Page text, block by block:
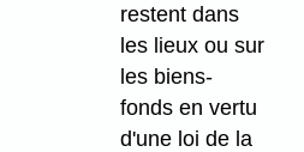
restent dans
les lieux ou sur
les biens-
fonds en vertu
d'une loi de la